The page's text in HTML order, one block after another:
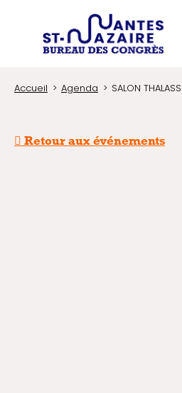
Accueil Agenda SALON
Retour aux événements